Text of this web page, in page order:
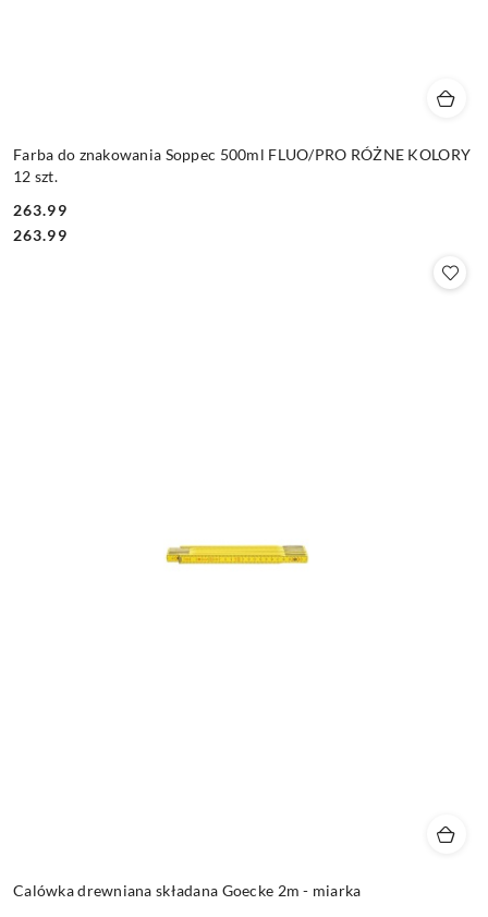
Farba do znakowania Soppec 500ml FLUO/PRO RÓŻNE KOLORY
12 szt.
Cena:
263.99
Cena:
263.99
Calówka drewniana składana Goecke 2m - miarka